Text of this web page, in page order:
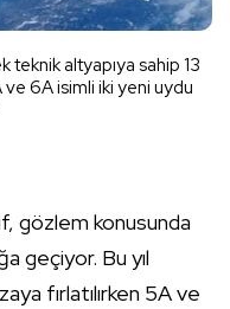
teknik altyapıya sahip 13
6A isimli iki yeni uydu
gözlem konusunda
geçiyor. Bu yıl
fırlatılırken 5A ve